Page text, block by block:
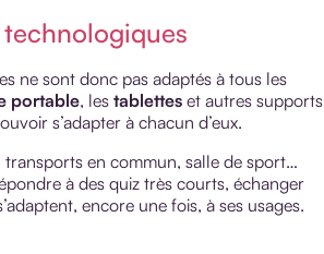
ne sont donc pas adaptés à tous les
portable, les tablettes et autres supports
s’adapter à chacun d’eux.
transports en commun, salle de sport…
à des quiz très courts, échanger
encore une fois, à ses usages.